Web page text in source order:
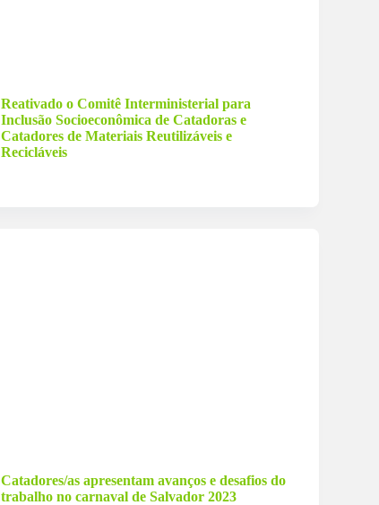
Reativado o Comitê Interministerial para
Inclusão Socioeconômica de Catadoras e
Catadores de Materiais Reutilizáveis e
Recicláveis
Catadores/as apresentam avanços e desafios do
trabalho no carnaval de Salvador 2023